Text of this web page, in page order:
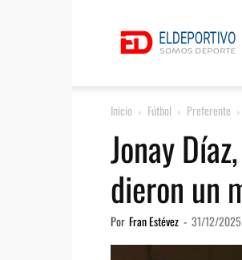
Inicio Fútbol Preferente
Jonay
dieron un
Por Fran Estévez - 31/12/2025